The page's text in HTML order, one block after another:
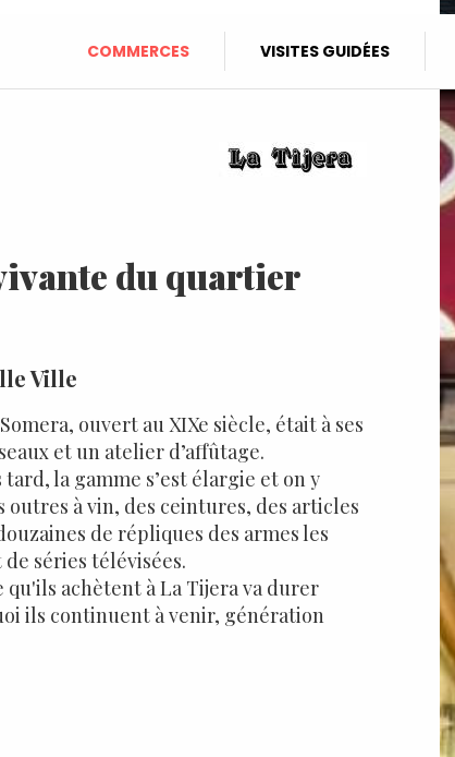
COMMERCES VISITES GUIDÉES
du quartier
Ville
ouvert au XIXe siècle, était à ses
et un atelier d’affûtage.
la gamme s’est élargie et on y
outres à vin, des ceintures, des articles
de répliques des armes les
séries télévisées.
qu'ils achètent à La Tijera va durer
ils continuent à venir, génération